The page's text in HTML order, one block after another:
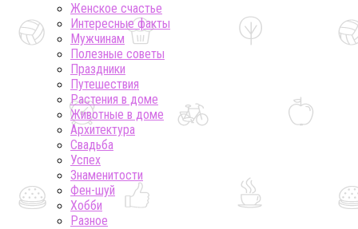
Женское счастье
Интересные факты
Мужчинам
Полезные советы
Праздники
Путешествия
Растения в доме
Животные в доме
Архитектура
Свадьба
Успех
Знаменитости
Фен-шуй
Хобби
Разное